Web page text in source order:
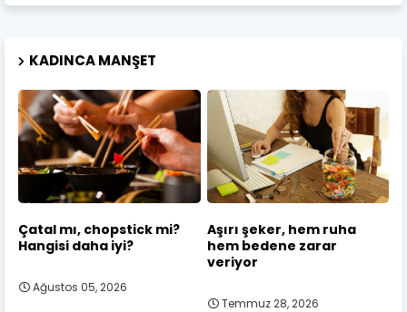
KADINCA MANŞET
Çatal mı, chopstick mi?
Hangisi daha iyi?
Ağustos 05, 2026
Aşırı şeker, hem ruha
hem bedene zarar
veriyor
Temmuz 28, 2026